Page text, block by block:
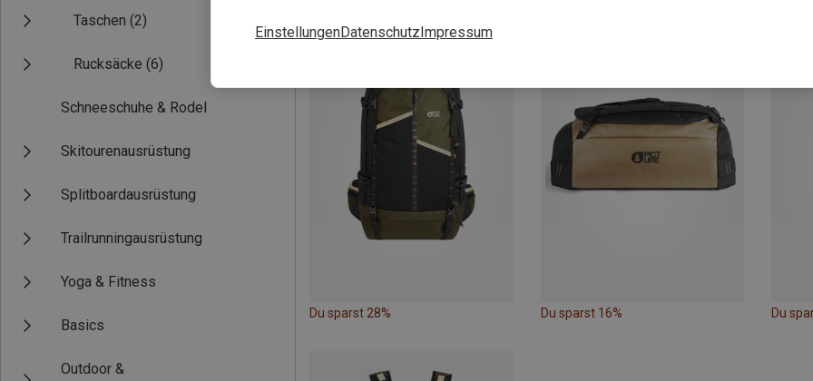
Taschen (2)
Rucksäcke (6)
Schneeschuhe & Rodel
Skitourenausrüstung
Splitboardausrüstung
Trailrunningausrüstung
Yoga & Fitness
Basics
Outdoor &
Du sparst 28% Du sparst 16% Du
EinstellungenDatenschutzImpressum